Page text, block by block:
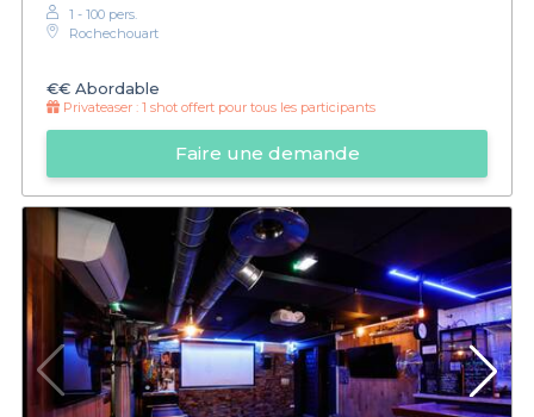
1 - 100 pers.
Rochechouart
€€ Abordable
Privateaser : 1 shot offert pour tous les participants
Faire une demande